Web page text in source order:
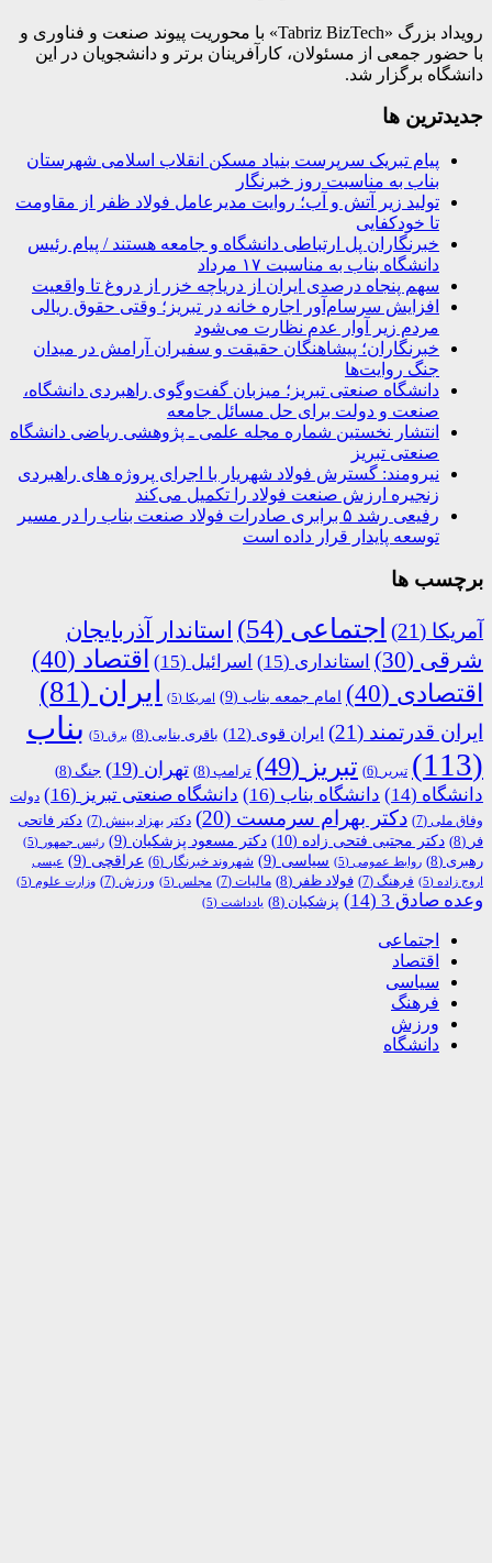
رویداد بزرگ «Tabriz BizTech» با محوریت پیوند صنعت و فناوری و
با حضور جمعی از مسئولان، کارآفرینان برتر و دانشجویان در این
دانشگاه برگزار شد.
جديدترين ها
پیام تبریک سرپرست بنیاد مسکن انقلاب اسلامی شهرستان
بناب به مناسبت روز خبرنگار
تولید زیر آتش و آب؛ روایت مدیرعامل فولاد ظفر از مقاومت
تا خودکفایی
خبرنگاران پل ارتباطی دانشگاه و جامعه هستند / پیام رئیس
دانشگاه بناب به مناسبت ۱۷ مرداد
سهم پنجاه درصدی ایران از دریاچه خزر از دروغ تا واقعیت
افزایش سرسام‌آور اجاره خانه در تبریز؛ وقتی حقوق ریالی
مردم زیر آوار عدم نظارت می‌شود
خبرنگاران؛ پیشاهنگان حقیقت و سفیران آرامش در میدان
جنگ روایت‌ها
دانشگاه صنعتی تبریز؛ میزبان گفت‌وگوی راهبردی دانشگاه،
صنعت و دولت برای حل مسائل جامعه
انتشار نخستین شماره مجله علمی ـ پژوهشی ریاضی دانشگاه
صنعتی تبریز
نیرومند: گسترش فولاد شهریار با اجرای پروژه های راهبردی
زنجیره ارزش صنعت فولاد را تکمیل می‌کند
رفیعی رشد ۵ برابری صادرات فولاد صنعت بناب را در مسیر
توسعه پایدار قرار داده است
برچسب ها
آمریکا (21) اجتماعی (54)
استاندار آذربایجان
شرقی (30) استانداری (15) اسرائیل (15) اقتصاد (40)
اقتصادی (40) امام جمعه بناب (9) امریکا (5) ایران (81)
ایران قدرتمند (21) ایران قوی (12) باقری بنابی (8) برق (5)
بناب
(113)
تبریر (6) تبریز (49) ترامپ (8) تهران (19) جنگ (8)
دانشگاه (14) دانشگاه بناب (16) دانشگاه صنعتی تبریز (16)
دولت
وفاق ملی (7) دکتر بهرام سرمست (20) دکتر بهزاد بینش (7)
دکتر فاتحی
فر (8) دکتر مجتبی فتحی زاده (10) دکتر مسعود پزشکیان (9) رئیس جمهور (5)
رهبری (8) روابط عمومی (5) سیاسی (9) شهروند خبرنگار (6) عراقچی (9)
عیسی
اروج زاده (5) فرهنگ (7) فولاد ظفر (8) مالیات (7) مجلس (5) ورزش (7) وزارت علوم (5)
وعده صادق 3 (14) پزشکیان (8) یادداشت (5)
اجتماعی
اقتصاد
سیاسی
فرهنگ
ورزش
دانشگاه